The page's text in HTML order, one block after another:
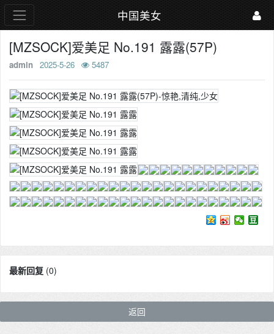
中国美女
[MZSOCK]爱美足 No.191 露露(57P)
admin 2025-5-26 5487
最新回复 (0)
返回